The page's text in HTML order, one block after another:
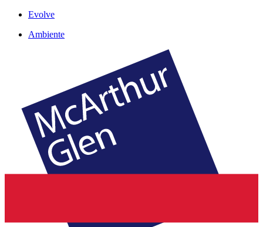
Evolve
Ambiente